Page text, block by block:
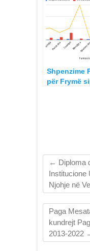
Buxheti 2022
Shpenzime
për Frymë
← Diploma
Institucione
Njohje në
Paga
kundrejt
2013-2022